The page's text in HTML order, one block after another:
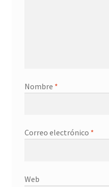
Nombre *
Correo electrónico *
Web